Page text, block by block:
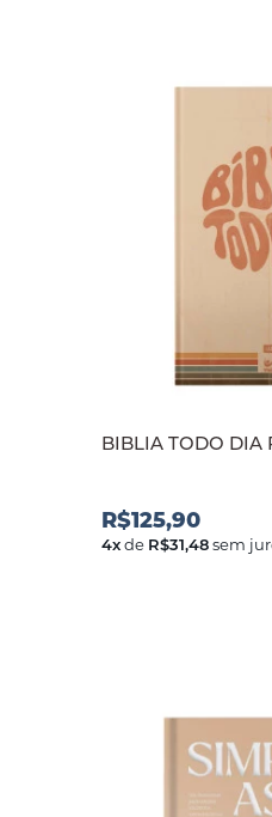
BIBLIA TODO DIA
R$125,90
4xde R$31,48sem